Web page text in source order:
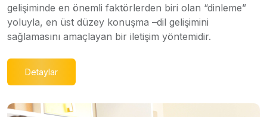
gelişiminde en önemli faktörlerden biri olan “dinleme”
yoluyla, en üst düzey konuşma –dil gelişimini
sağlamasını amaçlayan bir iletişim yöntemidir.
Detaylar